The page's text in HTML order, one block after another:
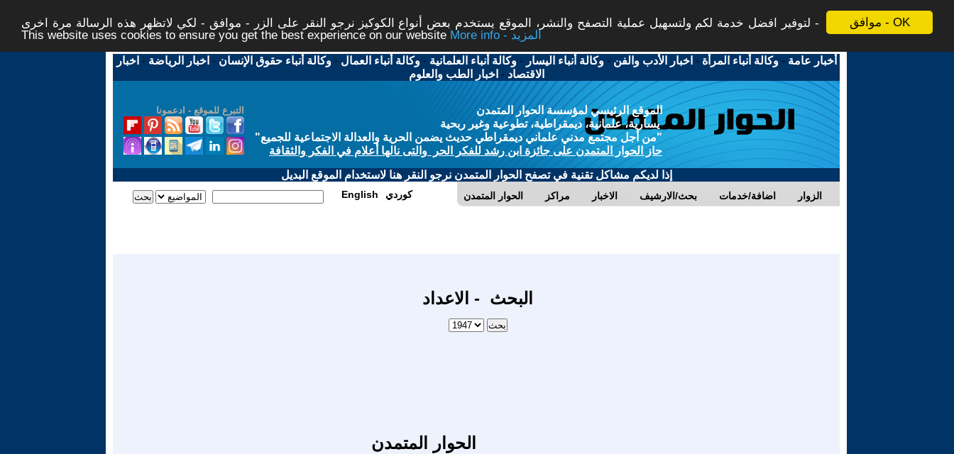
موافق - OK
لتوفير افضل خدمة لكم ولتسهيل عملية التصفح والنشر، الموقع يستخدم بعض أنواع الكوكيز نرجو النقر على الزر - موافق - لكي لاتظهر هذه الرسالة مرة اخرى -
This website uses cookies to ensure you get the best experience on our website
More info - المزيد
أخبار عامة -وكالة أنباء المرأة - اخبار الأدب والفن -وكالة أنباء اليسار -وكالة أنباء العلمانية -وكالة أنباء العمال -وكالة أنباء حقوق الإنسان - اخبار الرياضة - اخبار
الاقتصاد - اخبار الطب والعلوم
التبرع للموقع - ادعمونا
الموقع الرئيسي لمؤسسة الحوار المتمدن
يسارية، علمانية، ديمقراطية، تطوعية وغير ربحية
"من أجل مجتمع مدني علماني ديمقراطي حديث يضمن الحرية والعدالة الاجتماعية للجميع"
حاز الحوار المتمدن على جائزة ابن رشد للفكر الحر والتى نالها أعلام في الفكر والثقافة
إذا لديكم مشاكل تقنية في تصفح الحوار المتمدن نرجو النقر هنا لاستخدام الموقع البديل
الحوار المتمدن مراكز الاخبار بحث/الارشيف اضافة/خدمات الزوار English كوردي
البحث - الاعداد
الحوار المتمدن